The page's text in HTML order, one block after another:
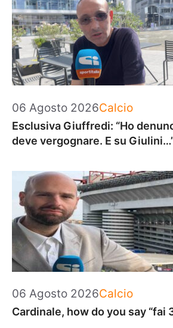
06 Agosto 2026Categorie
Calcio
Esclusiva Giuffredi: “Ho
deve vergognare. E su
06 Agosto 2026Categorie
Calcio
Cardinale, how do you say “fai